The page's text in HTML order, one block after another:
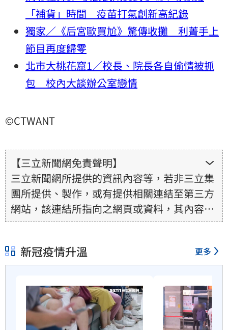
「補貨」時間 疫苗打氣創新高紀錄
獨家／《后宮歐買尬》驚傳收攤 利菁手上
節目再度歸零
北市大桃花窟1／校長、院長各自偷情被抓
包 校內大談辦公室戀情
©CTWANT
【三立新聞網免責聲明】
三立新聞網所提供的資訊內容等，若非三立集
團所提供、製作，或有提供相關連結至第三方
網站，該連結所指向之網頁或資料，其內容均
為所連結網站提供，相關權利均為該網站、內
其真實性、正確性、即時性、完整性或合法
性。三立新聞網所提供的資訊內容，若其著作
權不屬於三立集團所有，使用者未取得內容提
供者（著作權人）許可之前，亦不得擅自轉
貼、重製、變更、散布，否則概由使用者自負
新冠疫情升溫 更多